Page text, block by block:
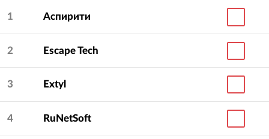
1 Аспирити
2 Escape Tech
3 Extyl
4 RuNetSoft